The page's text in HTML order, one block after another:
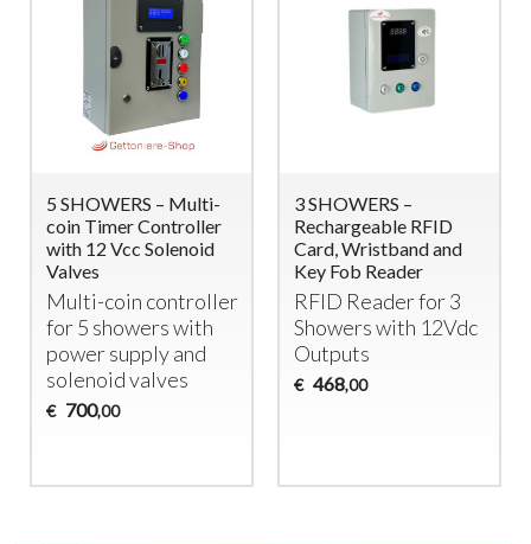
5 SHOWERS – Multi-
coin Timer Controller
with 12 Vcc Solenoid
Valves
Multi-coin controller
for 5 showers with
power supply and
solenoid valves
€ 700,00
3 SHOWERS –
Rechargeable RFID
Card, Wristband and
Key Fob Reader
RFID Reader for 3
Showers with 12Vdc
Outputs
€ 468,00